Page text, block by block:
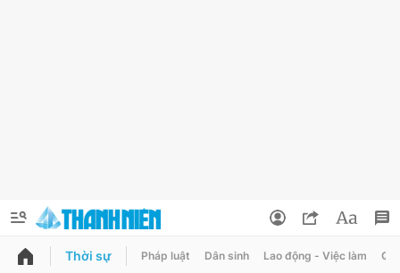
QUẢNG CÁO
Thời sự Pháp luật Dân sinh Lao động - Việc làm